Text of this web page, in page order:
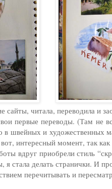
сайты, читала, переводила и
первые переводы. (Там не
швейных и художественных
интересный момент, так
вдруг приобрели стиль
я стала делать странички. И
перечитывать и